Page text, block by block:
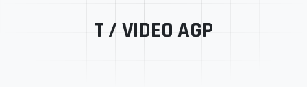
T / VIDEO AGP